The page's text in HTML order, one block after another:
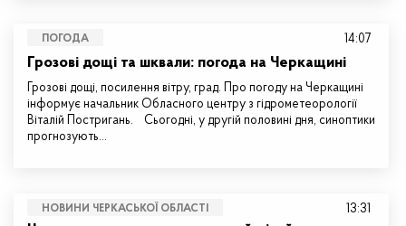
ПОГОДА
Грозові дощі та шквали: погода на Черкащині
Грозові дощі, посилення вітру, град. Про погоду на Черкащині
інформує начальник Обласного центру з гідрометеорології
Віталій Постригань. Сьогодні, у другій половині дня, синоптики
прогнозують…
14:07
НОВИНИ ЧЕРКАСЬКОЇ ОБЛАСТІ 13:31